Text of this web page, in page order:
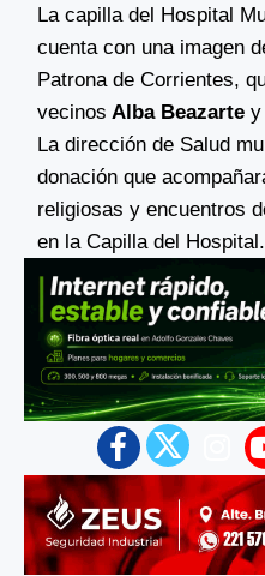
La capilla del Hospital
cuenta con una imagen
Patrona de Corrientes,
vecinos Alba Beazarte y
La dirección de Salud
donación que
religiosas y encuentros
en la Capilla del Hospital.